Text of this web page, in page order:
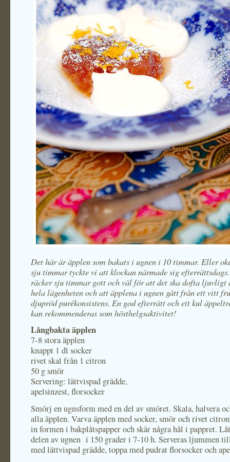
Det här är äpplen som bakats i ugnen i 10 timmar. Eller
sju timmar tyckte vi att klockan närmade sig
räcker sju timmar gott och väl för att det ska dofta ljuvligt
hela lägenheten och att äpplena i ugnen gått från ett vitt
djupröd purékonsistens. En god efterrätt och ett kul
kan rekommenderas som hösthelgsaktivitet!
Långbakta äpplen
7-8 stora äpplen
knappt 1 dl socker
rivet skal från 1 citron
50 g smör
Servering: lättvispad grädde,
apelsinzest, florsocker
Smörj en ugnsform med en del av smöret. Skala, halvera
alla äpplen. Varva äpplen med socker, smör och rivet
in formen i bakplåtspapper och skär några hål i pappret.
delen av ugnen i 150 grader i 7-10 h. Serveras ljummen
med lättvispad grädde, toppa med pudrat florsocker och